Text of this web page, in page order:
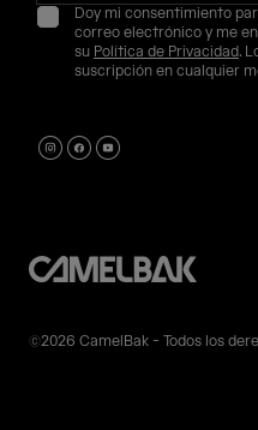
Doy mi consentimiento
correo electrónico y me
su Política de Privacidad.
suscripción en cualquier
©2026 CamelBak - Todos los